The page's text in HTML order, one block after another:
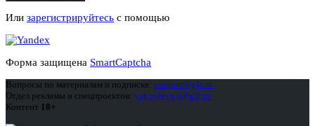
Или зарегистрируйтесь с помощью
Форма защищена SmartCaptcha
Вопросы по материалам и подписке: support@glc.ru
Отдел рекламы и спецпроектов: yakovleva.a@glc.ru
Контент 18+